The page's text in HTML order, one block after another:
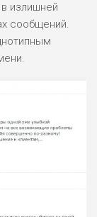
излишней
сообщений.